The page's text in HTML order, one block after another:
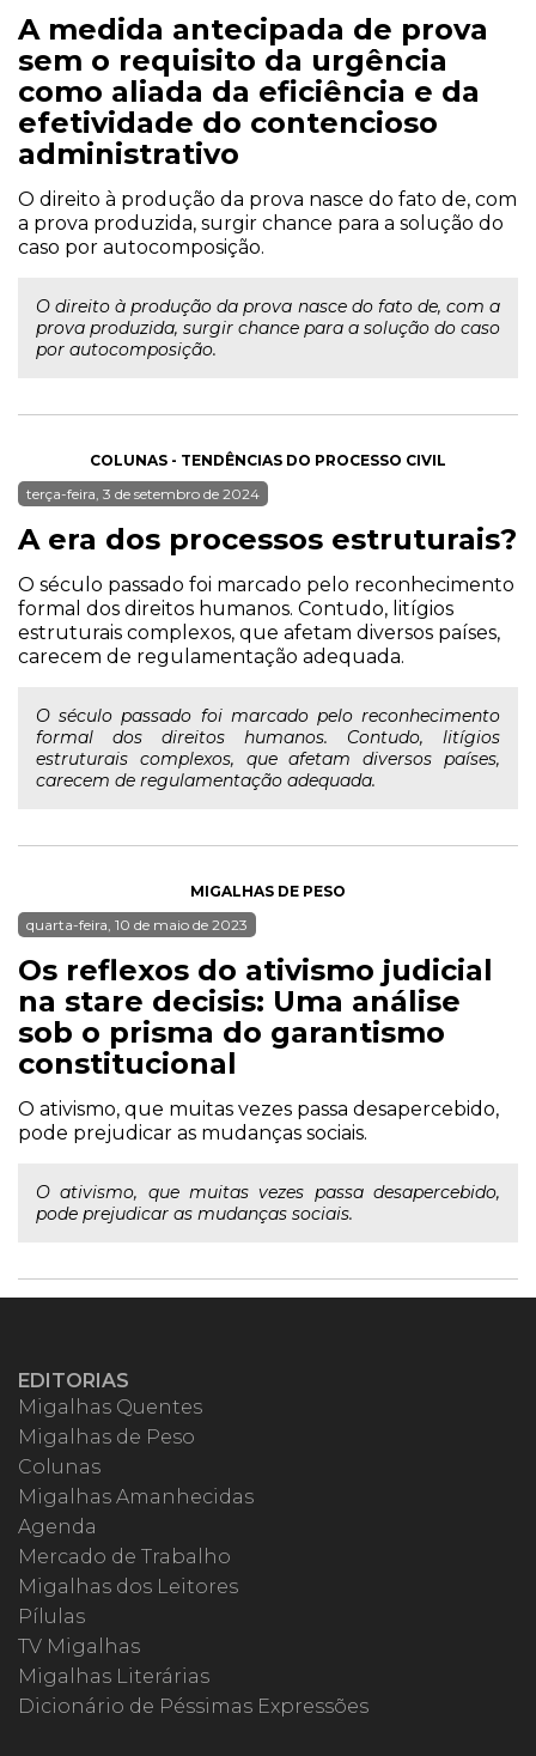
A medida antecipada de prova
sem o requisito da urgência
como aliada da eficiência e da
efetividade do contencioso
administrativo
O direito à produção da prova nasce do fato de, com
a prova produzida, surgir chance para a solução do
caso por autocomposição.
O direito à produção da prova nasce do fato de, com a
prova produzida, surgir chance para a solução do caso
por autocomposição.
COLUNAS - TENDÊNCIAS DO PROCESSO CIVIL
terça-feira, 3 de setembro de 2024
A era dos processos estruturais?
O século passado foi marcado pelo reconhecimento
formal dos direitos humanos. Contudo, litígios
estruturais complexos, que afetam diversos países,
carecem de regulamentação adequada.
O século passado foi marcado pelo reconhecimento
formal dos direitos humanos. Contudo, litígios
estruturais complexos, que afetam diversos países,
carecem de regulamentação adequada.
MIGALHAS DE PESO
quarta-feira, 10 de maio de 2023
Os reflexos do ativismo judicial
na stare decisis: Uma análise
sob o prisma do garantismo
constitucional
O ativismo, que muitas vezes passa desapercebido,
pode prejudicar as mudanças sociais.
O ativismo, que muitas vezes passa desapercebido,
pode prejudicar as mudanças sociais.
EDITORIAS
Migalhas Quentes
Migalhas de Peso
Colunas
Migalhas Amanhecidas
Agenda
Mercado de Trabalho
Migalhas dos Leitores
Pílulas
TV Migalhas
Migalhas Literárias
Dicionário de Péssimas Expressões